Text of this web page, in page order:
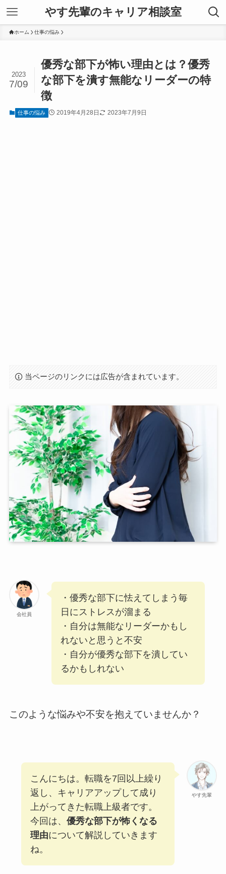
やす先輩のキャリア相談室
ホーム 仕事の悩み
優秀な部下が怖い理由とは？優秀
な部下を潰す無能なリーダーの特
徴
2023
7/09
仕事の悩み 2019年4月28日 2023年7月9日
当ページのリンクには広告が含まれています。
会社員
・優秀な部下に怯えてしまう毎
日にストレスが溜まる
・自分は無能なリーダーかもし
れないと思うと不安
・自分が優秀な部下を潰してい
るかもしれない
このような悩みや不安を抱えていませんか？
やす先輩
こんにちは。転職を7回以上繰り
返し、キャリアアップして成り
上がってきた転職上級者です。
今回は、 優秀な部下が怖くなる
理由について解説していきます
ね。